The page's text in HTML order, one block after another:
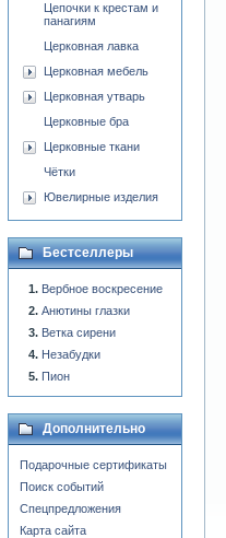
Цепочки к крестам и
панагиям
Церковная лавка
Церковная мебель
Церковная утварь
Церковные бра
Церковные ткани
Чётки
Ювелирные изделия
Бестселлеры
Вербное воскресение
Анютины глазки
Ветка сирени
Незабудки
Пион
Дополнительно
Подарочные сертификаты
Поиск событий
Спецпредложения
Карта сайта